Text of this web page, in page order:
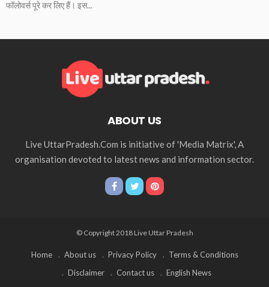
फॉलोवर्स पूरे कर लिए हैं। इस...
ABOUT US
Live UttarPradesh.Com is initiative of 'Media Matrix', A
organisation devoted to latest news and information sector.
© Copyright 2018 Live Uttar Pradesh
Home About us Privacy Policy
Terms & Conditions
Disclaimer
Contact us English News